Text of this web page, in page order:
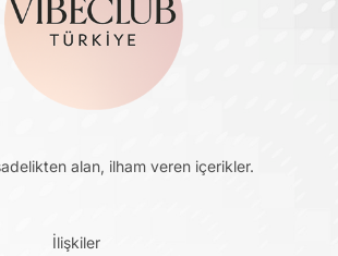
alan, ilham veren içerikler.
İlişkiler